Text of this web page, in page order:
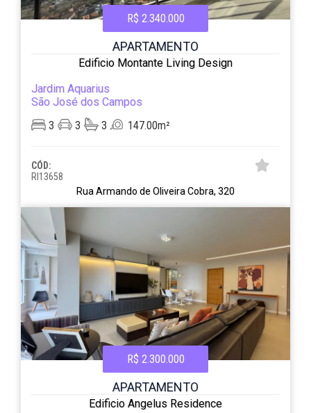
R$ 2.340.000
APARTAMENTO
Edificio Montante Living Design
Jardim Aquarius
São José dos Campos
3
3 3 147.00m²
CÓD:
RI13658
Rua Armando de Oliveira Cobra, 320
R$ 2.300.000
APARTAMENTO
Edificio Angelus Residence